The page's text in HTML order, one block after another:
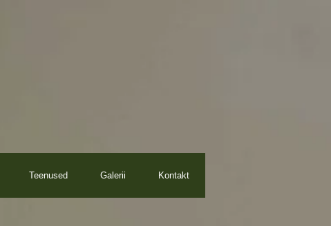
Teenused Galerii Kontakt